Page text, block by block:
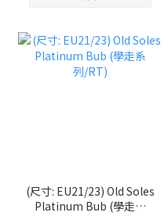
(尺寸: EU21/23) Old Soles
Platinum Bub (學走系